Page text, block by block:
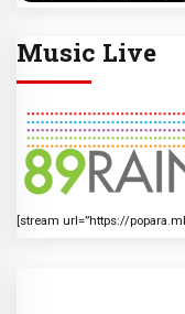
Music Live
[stream url=”https://